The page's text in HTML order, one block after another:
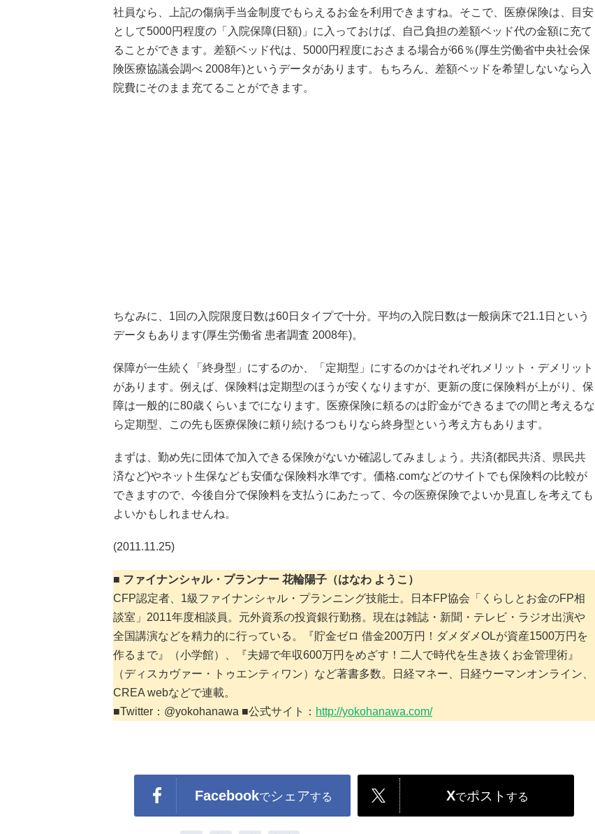
社員なら、上記の傷病手当金制度でもらえるお金を利用できますね。そこで、医療保険は、目安
として5000円程度の「入院保障(日額)」に入っておけば、自己負担の差額ベッド代の金額に充て
ることができます。差額ベッド代は、5000円程度におさまる場合が66％(厚生労働省中央社会保
険医療協議会調べ 2008年)というデータがあります。もちろん、差額ベッドを希望しないなら入
院費にそのまま充てることができます。
ちなみに、1回の入院限度日数は60日タイプで十分。平均の入院日数は一般病床で21.1日という
データもあります(厚生労働省 患者調査 2008年)。
保障が一生続く「終身型」にするのか、「定期型」にするのかはそれぞれメリット・デメリット
があります。例えば、保険料は定期型のほうが安くなりますが、更新の度に保険料が上がり、保
障は一般的に80歳くらいまでになります。医療保険に頼るのは貯金ができるまでの間と考えるな
ら定期型、この先も医療保険に頼り続けるつもりなら終身型という考え方もあります。
まずは、勤め先に団体で加入できる保険がないか確認してみましょう。共済(都民共済、県民共
済など)やネット生保なども安価な保険料水準です。価格.comなどのサイトでも保険料の比較が
できますので、今後自分で保険料を支払うにあたって、今の医療保険でよいか見直しを考えても
よいかもしれませんね。
(2011.11.25)
■ ファイナンシャル・プランナー 花輪陽子（はなわ ようこ）
CFP認定者、1級ファイナンシャル・プランニング技能士。日本FP協会「くらしとお金のFP相
談室」2011年度相談員。元外資系の投資銀行勤務。現在は雑誌・新聞・テレビ・ラジオ出演や
全国講演などを精力的に行っている。『貯金ゼロ 借金200万円！ダメダメOLが資産1500万円を
作るまで』（小学館）、『夫婦で年収600万円をめざす！二人で時代を生き抜くお金管理術』
（ディスカヴァー・トゥエンティワン）など著書多数。日経マネー、日経ウーマンオンライン、
CREA webなどで連載。
■Twitter：@yokohanawa ■公式サイト： http://yokohanawa.com/
Facebookでシェアする Xでポスト する